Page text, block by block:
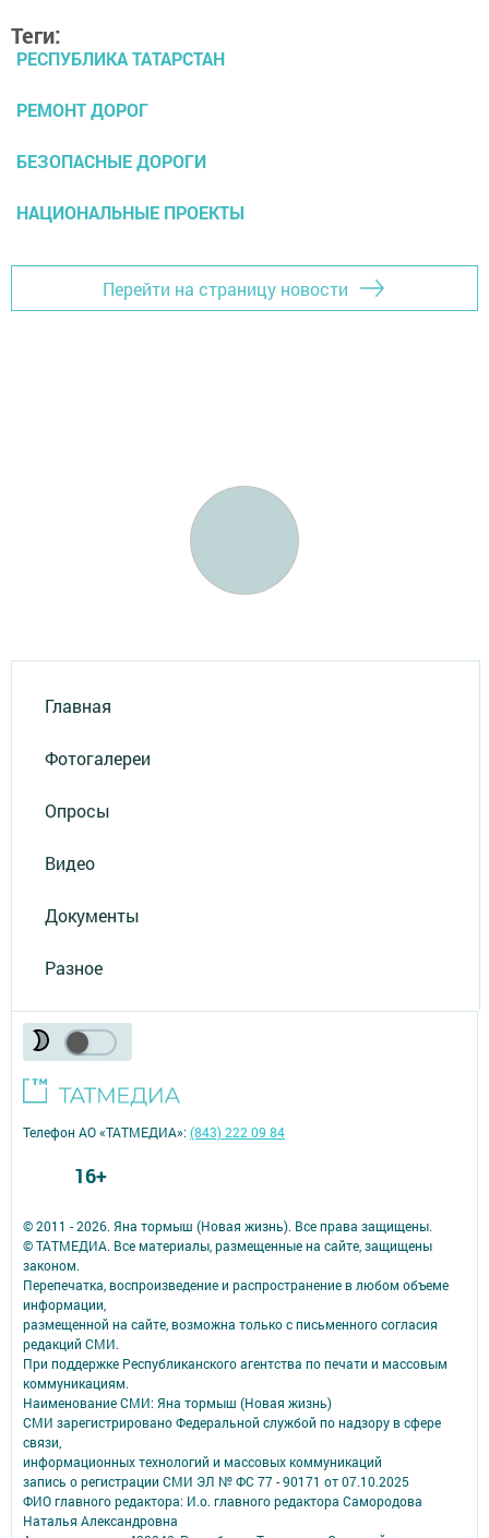
Теги:
РЕСПУБЛИКА ТАТАРСТАН
РЕМОНТ ДОРОГ
БЕЗОПАСНЫЕ ДОРОГИ
НАЦИОНАЛЬНЫЕ ПРОЕКТЫ
Перейти на страницу новости
Главная
Фотогалереи
Опросы
Видео
Документы
Разное
© 2011 - 2026. Яна тормыш (Новая жизнь). Все права защищены.
© ТАТМЕДИА. Все материалы, размещенные на сайте, защищены
законом.
Перепечатка, воспроизведение и распространение в любом объеме
информации,
размещенной на сайте, возможна только с письменного согласия
редакций СМИ.
При поддержке Республиканского агентства по печати и массовым
коммуникациям.
Наименование СМИ: Яна тормыш (Новая жизнь)
СМИ зарегистрировано Федеральной службой по надзору в сфере
связи,
информационных технологий и массовых коммуникаций
запись о регистрации СМИ ЭЛ № ФС 77 - 90171 от 07.10.2025
ФИО главного редактора: И.о. главного редактора Самородова
Наталья Александровна
Телефон АО «ТАТМЕДИА»:(843) 222 09 84
16+